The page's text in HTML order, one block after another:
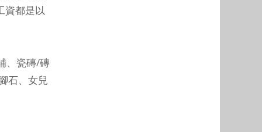
資都是以
、瓷磚/磚
石、女兒